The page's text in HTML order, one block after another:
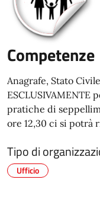
Competenze
Anagrafe, Stato
pratiche di
ore 12,30 ci si potrà
Tipo di
Ufficio